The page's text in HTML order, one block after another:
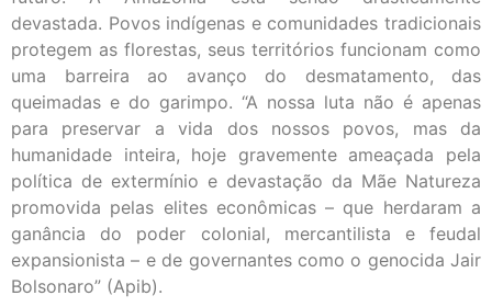
devastada. Povos indígenas e comunidades tradicionais
protegem as florestas, seus territórios funcionam como
uma barreira ao avanço do desmatamento, das
queimadas e do garimpo. “A nossa luta não é apenas
para preservar a vida dos nossos povos, mas da
humanidade inteira, hoje gravemente ameaçada pela
política de extermínio e devastação da Mãe Natureza
promovida pelas elites econômicas – que herdaram a
ganância do poder colonial, mercantilista e feudal
expansionista – e de governantes como o genocida Jair
Bolsonaro” (Apib).